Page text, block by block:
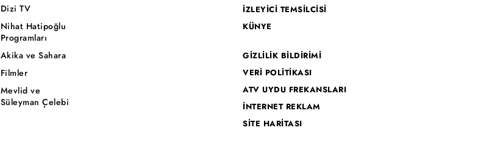
Dizi TV
Nihat Hatipoğlu
Programları
Akika ve Sahara
Filmler
Mevlid ve
Süleyman Çelebi
İZLEYİCİ TEMSİLCİSİ
KÜNYE
GİZLİLİK BİLDİRİMİ
VERİ POLİTİKASI
ATV UYDU FREKANSLARI
İNTERNET REKLAM
SİTE HARİTASI